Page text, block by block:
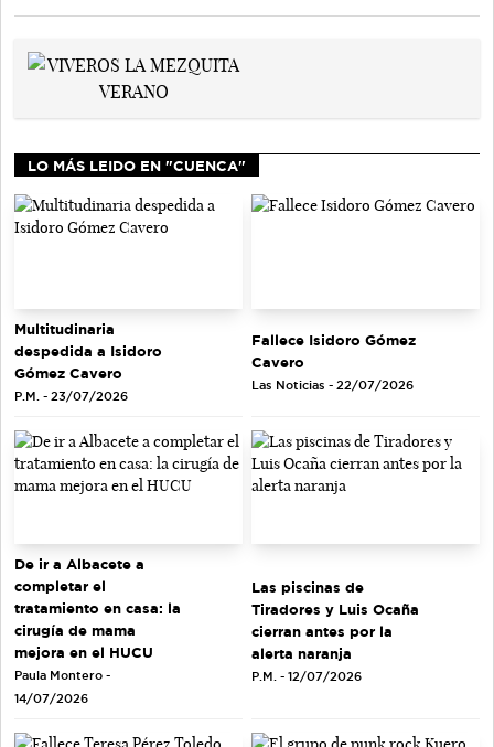
LO MÁS LEIDO EN "CUENCA"
Multitudinaria
despedida a Isidoro
Gómez Cavero
P.M. - 23/07/2026
Fallece Isidoro Gómez
Cavero
Las Noticias - 22/07/2026
De ir a Albacete a
completar el
tratamiento en casa: la
cirugía de mama
mejora en el HUCU
Paula Montero -
14/07/2026
Las piscinas de
Tiradores y Luis Ocaña
cierran antes por la
alerta naranja
P.M. - 12/07/2026